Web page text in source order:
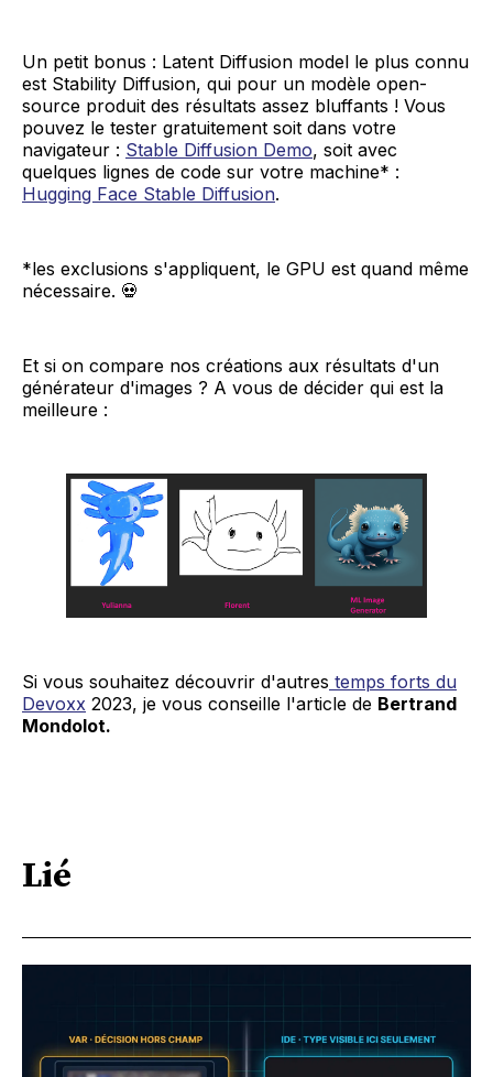
Un petit bonus : Latent Diffusion model le plus connu
est Stability Diffusion, qui pour un modèle open-
source produit des résultats assez bluffants ! Vous
pouvez le tester gratuitement soit dans votre
navigateur : Stable Diffusion Demo, soit avec
quelques lignes de code sur votre machine* :
Hugging Face Stable Diffusion.
*les exclusions s'appliquent, le GPU est quand même
nécessaire. 💀
Et si on compare nos créations aux résultats d'un
générateur d'images ? A vous de décider qui est la
meilleure :
Si vous souhaitez découvrir d'autres temps forts du
Devoxx 2023, je vous conseille l'article de Bertrand
Mondolot.
Lié